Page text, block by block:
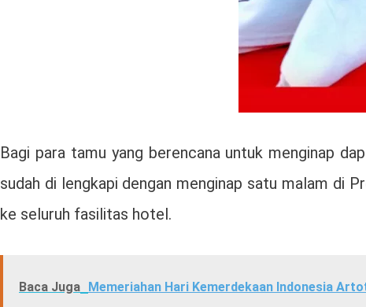
Bagi para tamu yang berencana untuk menginap
sudah di lengkapi dengan menginap satu malam di
ke seluruh fasilitas hotel.
Baca Juga Memeriahan Hari Kemerdekaan Indonesia